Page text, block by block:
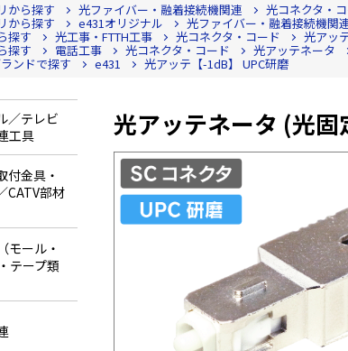
から探す 光ファイバー・融着接続機関連 光コネクタ・
から探す e431オリジナル 光ファイバー・融着接続機関
探す 光工事・FTTH工事 光コネクタ・コード 光アッ
探す 電話工事 光コネクタ・コード 光アッテネータ
ンドで探す e431 光アッテ【-1dB】 UPC研磨
／テレビ
工具
付金具・
CATV部材
モール・
テープ類
光アッテネータ (光固